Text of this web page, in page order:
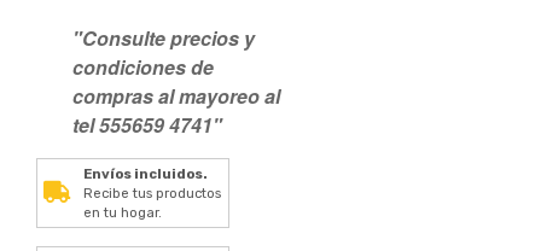
"Consulte precios y
condiciones de
compras al mayoreo al
tel 555659 4741"
Envíos incluidos.
Recibe tus productos
en tu hogar.